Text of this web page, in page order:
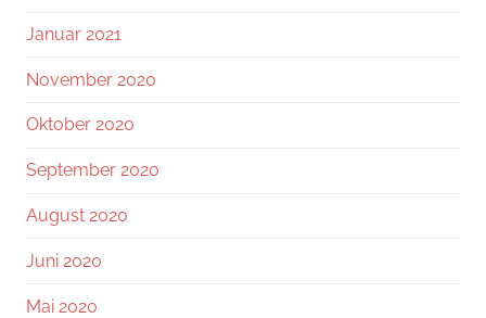
Januar 2021
November 2020
Oktober 2020
September 2020
August 2020
Juni 2020
Mai 2020